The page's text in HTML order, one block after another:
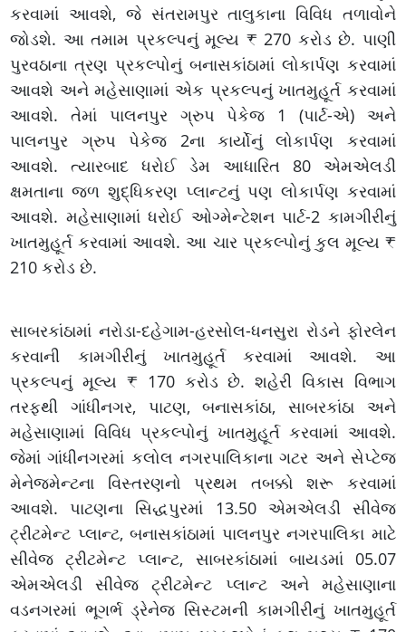
કરવામાં આવશે, જે સંતરામપુર તાલુકાના વિવિધ તળાવોને
જોડશે. આ તમામ પ્રકલ્પનું મૂલ્ય ₹ 270 કરોડ છે. પાણી
પુરવઠાના ત્રણ પ્રકલ્પોનું બનાસકાંઠામાં લોકાર્પણ કરવામાં
આવશે અને મહેસાણામાં એક પ્રકલ્પનું ખાતમુહૂર્ત કરવામાં
આવશે. તેમાં પાલનપુર ગ્રુપ પેકેજ 1 (પાર્ટ-એ) અને
પાલનપુર ગ્રુપ પેકેજ 2ના કાર્યોનું લોકાર્પણ કરવામાં
આવશે. ત્યારબાદ ધરોઈ ડેમ આધારિત 80 એમએલડી
ક્ષમતાના જળ શુદ્ધિકરણ પ્લાન્ટનું પણ લોકાર્પણ કરવામાં
આવશે. મહેસાણામાં ધરોઈ ઓગ્મેન્ટેશન પાર્ટ-2 કામગીરીનું
ખાતમુહૂર્ત કરવામાં આવશે. આ ચાર પ્રકલ્પોનું કુલ મૂલ્ય ₹
210 કરોડ છે.
સાબરકાંઠામાં નરોડા-દહેગામ-હરસોલ-ધનસુરા રોડને ફોરલેન
કરવાની કામગીરીનું ખાતમુહૂર્ત કરવામાં આવશે. આ
પ્રકલ્પનું મૂલ્ય ₹ 170 કરોડ છે. શહેરી વિકાસ વિભાગ
તરફથી ગાંધીનગર, પાટણ, બનાસકાંઠા, સાબરકાંઠા અને
મહેસાણામાં વિવિધ પ્રકલ્પોનું ખાતમુહૂર્ત કરવામાં આવશે.
જેમાં ગાંધીનગરમાં કલોલ નગરપાલિકાના ગટર અને સેપ્ટેજ
મેનેજમેન્ટના વિસ્તરણનો પ્રથમ તબક્કો શરૂ કરવામાં
આવશે. પાટણના સિદ્ધપુરમાં 13.50 એમએલડી સીવેજ
ટ્રીટમેન્ટ પ્લાન્ટ, બનાસકાંઠામાં પાલનપુર નગરપાલિકા માટે
સીવેજ ટ્રીટમેન્ટ પ્લાન્ટ, સાબરકાંઠામાં બાયડમાં 05.07
એમએલડી સીવેજ ટ્રીટમેન્ટ પ્લાન્ટ અને મહેસાણાના
વડનગરમાં ભૂગર્ભ ડ્રેનેજ સિસ્ટમની કામગીરીનું ખાતમુહૂર્ત